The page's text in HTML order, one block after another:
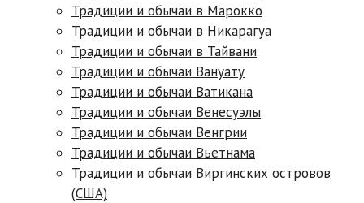
Традиции и обычаи в Марокко
Традиции и обычаи в Никарагуа
Традиции и обычаи в Тайвани
Традиции и обычаи Вануату
Традиции и обычаи Ватикана
Традиции и обычаи Венесуэлы
Традиции и обычаи Венгрии
Традиции и обычаи Вьетнама
Традиции и обычаи Виргинских островов
(США)